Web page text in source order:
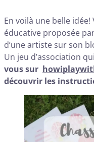
En voilà une belle
éducative proposée
d’une artiste sur son
Un jeu d’association
vous sur
découvrir les